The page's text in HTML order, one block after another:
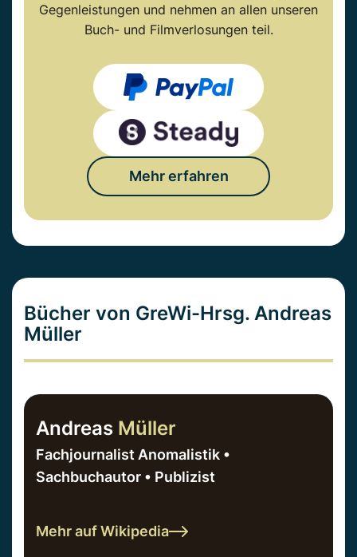
Gegenleistungen und nehmen an allen unseren
Buch- und Filmverlosungen teil.
Mehr erfahren
Bücher von GreWi-Hrsg. Andreas
Müller
Andreas Müller
Fachjournalist Anomalistik •
Sachbuchautor • Publizist
Mehr auf Wikipedia